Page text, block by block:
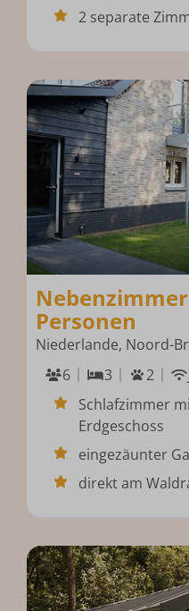
2 separate
Personen
Niederlande, Noord-
6
3 2
Schlafzimmer
Erdgeschoss
eingezäunter
direkt am